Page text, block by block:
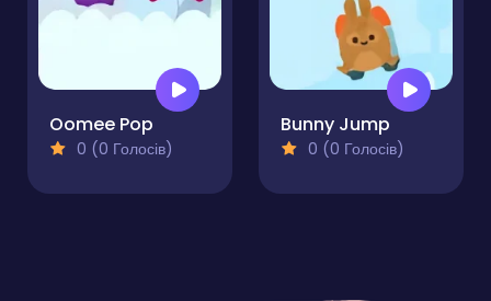
Oomee Pop
0 (0 Голосів)
Bunny Jump
0 (0 Голосів)